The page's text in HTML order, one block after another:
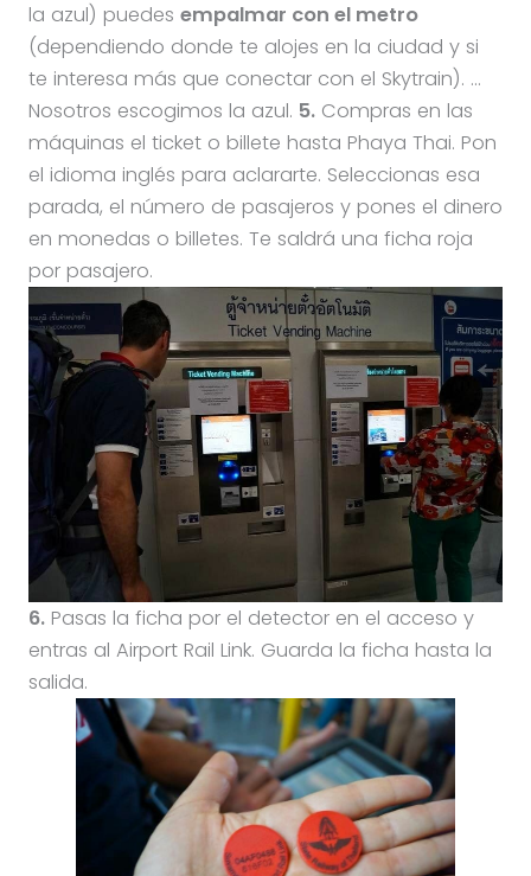
la azul) puedes empalmar con el metro
(dependiendo donde te alojes en la ciudad y si
te interesa más que conectar con el Skytrain). …
Nosotros escogimos la azul. 5.Compras en las
máquinas el ticket o billete hasta Phaya Thai. Pon
el idioma inglés para aclararte. Seleccionas esa
parada, el número de pasajeros y pones el dinero
en monedas o billetes. Te saldrá una ficha roja
por pasajero.
6.Pasas la ficha por el detector en el acceso y
entras al Airport Rail Link. Guarda la ficha hasta la
salida.